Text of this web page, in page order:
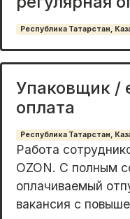
Республика Татарстан,
Упаковщик /
оплата
Республика Татарстан,
Работa
ОZON. С полным
oплaчивaeмый
вaкaнcия с